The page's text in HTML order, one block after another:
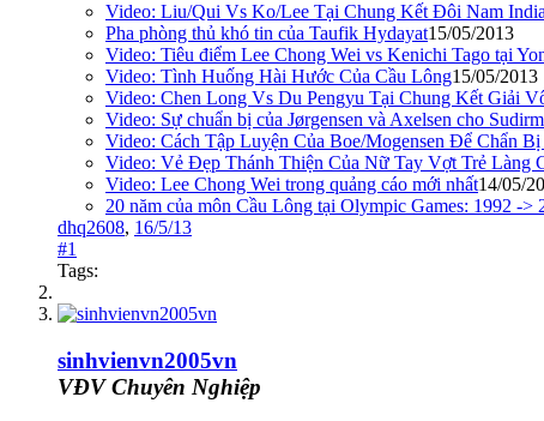
Video: Liu/Qui Vs Ko/Lee Tại Chung Kết Đôi Nam
Pha phòng thủ khó tin của Taufik Hydayat15/05/2013
Video: Tiêu điểm Lee Chong Wei vs Kenichi Tago tại
Video: Tình Huống Hài Hước Của Cầu Lông15/05/2013
Video: Chen Long Vs Du Pengyu Tại Chung Kết Giải
Video: Sự chuẩn bị của Jørgensen và Axelsen cho
Video: Cách Tập Luyện Của Boe/Mogensen Để Chẩn
Video: Vẻ Đẹp Thánh Thiện Của Nữ Tay Vợt Trẻ Làng
Video: Lee Chong Wei trong quảng cáo mới nhất14/05/
20 năm của môn Cầu Lông tại Olympic Games: 1992 ->
dhq2608, 16/5/13
#1
Tags:
sinhvienvn2005vn
VĐV Chuyên Nghiệp